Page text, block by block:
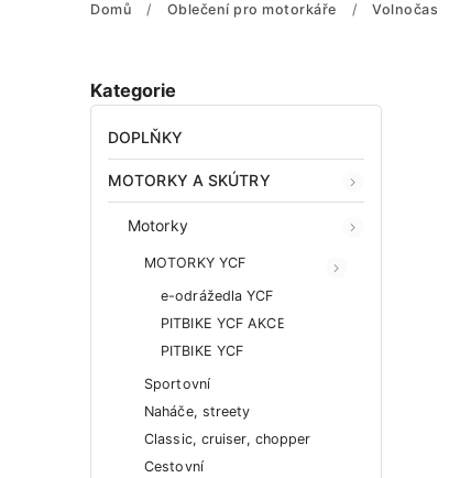
Domů / Oblečení pro motorkáře / Volnočas
Kategorie
DOPLŇKY
MOTORKY A SKÚTRY
Motorky
MOTORKY YCF
e-odrážedla YCF
PITBIKE YCF AKCE
PITBIKE YCF
Sportovní
Naháče, streety
Classic, cruiser, chopper
Cestovní